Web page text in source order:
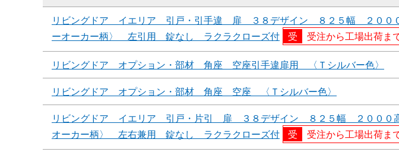
リビングドア イエリア 引戸・引手違 扉 ３８デザイン ８２５幅 ２００
ーオーカー柄〉 左引用 錠なし ラクラクローズ付
受注から工場出荷ま
リビングドア オプション・部材 角座 空座引手違扉用 〈Ｔシルバー色〉
リビングドア オプション・部材 角座 空座 〈Ｔシルバー色〉
リビングドア イエリア 引戸・片引 扉 ３８デザイン ８２５幅 ２０００
オーカー柄〉 左右兼用 錠なし ラクラクローズ付
受注から工場出荷ま